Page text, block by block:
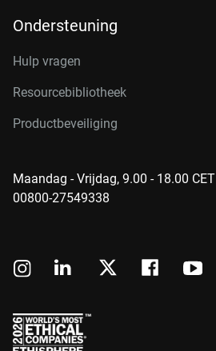
Ondersteuning
Hulp vragen
Resourcebibliotheek
Productbeveiliging
Maandag - Vrijdag, 9.00 - 18.00 CET
00800-27549338